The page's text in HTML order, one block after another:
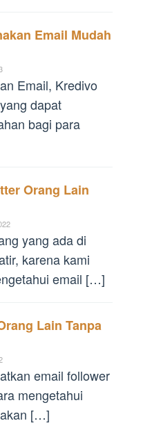
Email Mudah
Email, Kredivo
dapat
bagi para
Orang Lain
yang ada di
karena kami
email […]
Lain Tanpa
email follower
mengetahui
[…]